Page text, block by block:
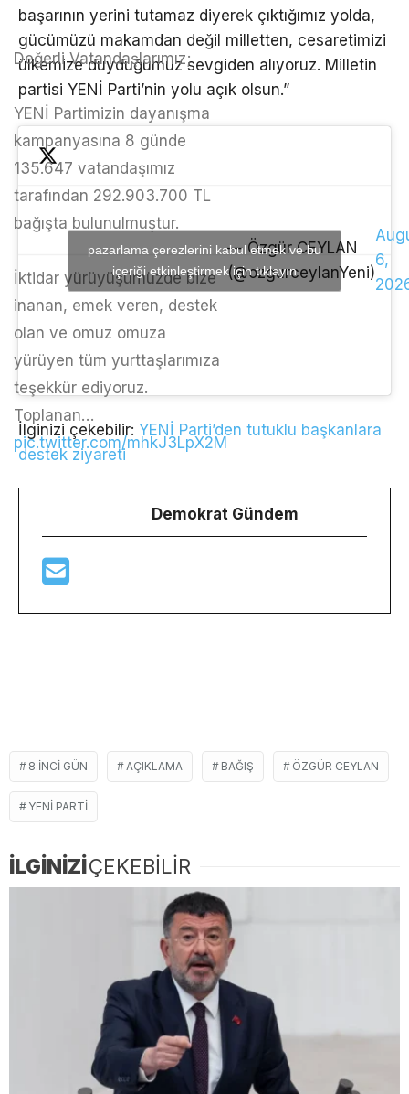
başarının yerini tutamaz diyerek çıktığımız yolda,
gücümüzü makamdan değil milletten, cesaretimizi
ülkemize duyduğumuz sevgiden alıyoruz. Milletin
partisi YENİ Parti’nin yolu açık olsun.”
Değerli Vatandaşlarımız;
YENİ Partimizin dayanışma
kampanyasına 8 günde
135.647 vatandaşımız
tarafından 292.903.700 TL
bağışta bulunulmuştur.
İktidar yürüyüşümüzde bize
inanan, emek veren, destek
olan ve omuz omuza
yürüyen tüm yurttaşlarımıza
teşekkür ediyoruz.
Toplanan…
pic.twitter.com/mhkJ3LpX2M
— Özgür CEYLAN
(@ozgurceylanYeni)
6,
pazarlama çerezlerini kabul etmek ve bu
içeriği etkinleştirmek için tıklayın
İlginizi çekebilir: YENİ Parti’den tutuklu başkanlara
destek ziyareti
Demokrat Gündem
8.INCI GÜN AÇIKLAMA BAĞIŞ ÖZGÜR CEYLAN
YENI PARTI
İLGİNİZİÇEKEBİLİR